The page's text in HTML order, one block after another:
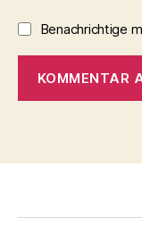
Benachrichtige